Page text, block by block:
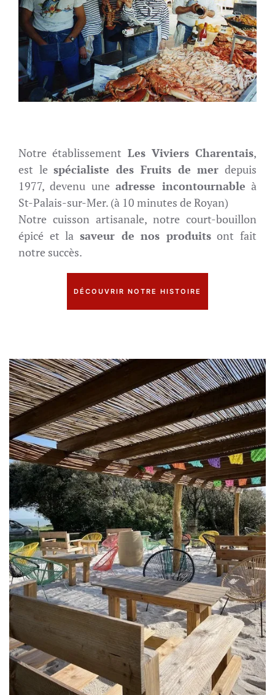
Notre établissement Les Viviers Charentais,
est lespécialiste des Fruits de mer depuis
1977, devenu uneadresse incontournable à
St-Palais-sur-Mer. (à 10 minutes de Royan)
Notre cuisson artisanale, notre court-bouillon
épicé et la saveur de nos produitsont fait
notre succès.
DÉCOUVRIR NOTRE HISTOIRE